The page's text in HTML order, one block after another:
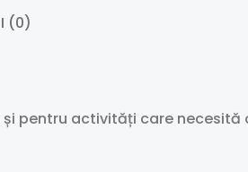
(0)
pentru activități care necesită